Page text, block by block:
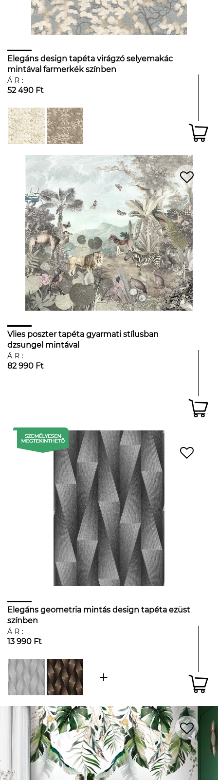
Elegáns design tapéta virágzó selyemakác
mintával farmerkék színben
ÁR:
52 490 Ft
Vlies poszter tapéta gyarmati stílusban
dzsungel mintával
ÁR:
82 990 Ft
Elegáns geometria mintás design tapéta ezüst
színben
ÁR:
13 990 Ft